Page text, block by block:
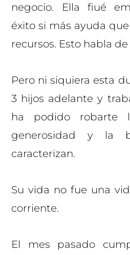
negocio. Ella fiué
éxito si más ayuda
recursos. Esto habla
Pero ni siquiera esta
3 hijos adelante y
ha podido
generosidad y la
caracterizan.
Su vida no fue una
corriente.
El mes pasado